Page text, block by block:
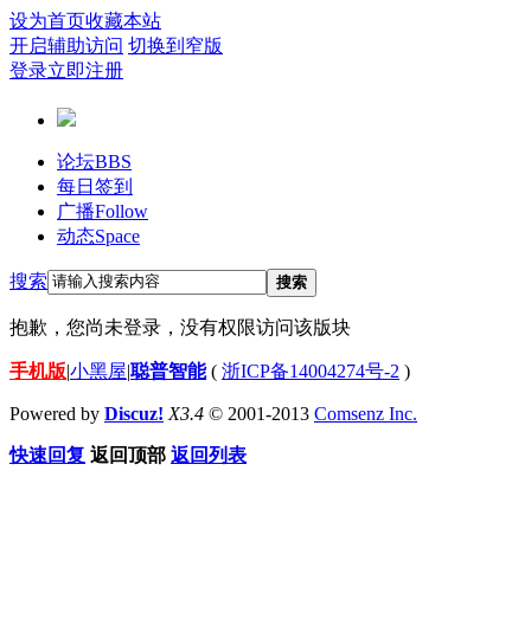
设为首页收藏本站
开启辅助访问 切换到窄版
登录立即注册
论坛BBS
每日签到
广播Follow
动态Space
搜索 搜索
抱歉，您尚未登录，没有权限访问该版块
手机版|小黑屋|聪普智能( 浙ICP备14004274号-2 )
Powered by Discuz! X3.4 © 2001-2013 Comsenz Inc.
快速回复 返回顶部 返回列表